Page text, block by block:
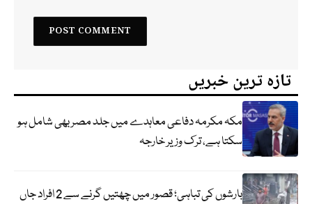
تازہ ترین خبریں
مکہ مکرمہ دفاعی معاہدے میں جلد مصر بھی شامل ہو
سکتا ہے، ترک وزیر خارجہ
بارشوں کی تباہی؛ قصور میں چھتیں گرنے سے 2 افراد جاں